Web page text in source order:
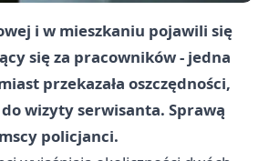
i w mieszkaniu pojawili się
się za pracowników - jedna
przekazała oszczędności,
wizyty serwisanta. Sprawą
policjanci.